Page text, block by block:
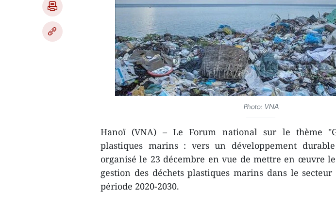
Photo: VNA
Hanoï (VNA) – Le Forum national sur le thème
plastiques marins : vers un développement
organisé le 23 décembre en vue de mettre en œuvre
gestion des déchets plastiques marins dans le
période 2020-2030.